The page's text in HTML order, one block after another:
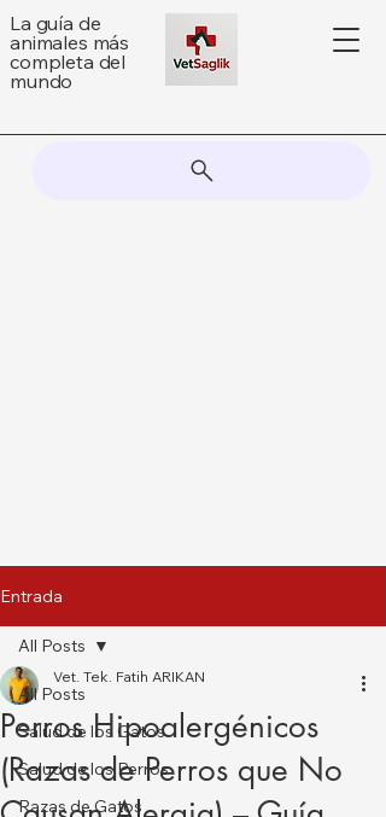
La guía de
animales más
completa del
mundo
Entrada
All Posts
Salud de los Gatos
Salud de los Perros
Razas de Gatos
All Posts
Perros Hipoalergénicos
(Razas de Perros que No
Vet. Tek. Fatih ARIKAN